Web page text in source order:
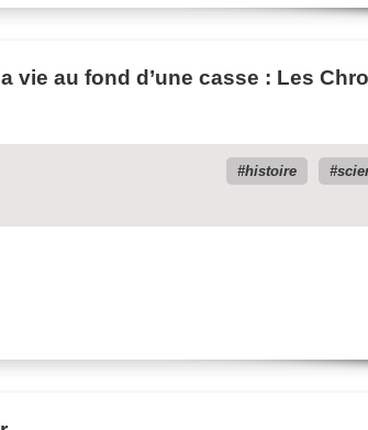
vie au fond d’une casse : Les
histoire